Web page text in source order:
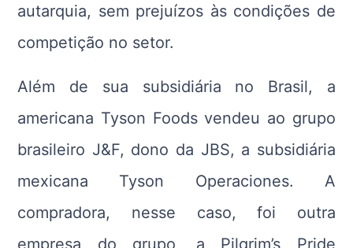
autarquia, sem prejuízos às condições de
competição no setor.
Além de sua subsidiária no Brasil, a
americana Tyson Foods vendeu ao grupo
brasileiro J&F, dono da JBS, a subsidiária
mexicana Tyson Operaciones. A
compradora, nesse caso, foi outra
empresa do grupo, a Pilgrim’s Pride